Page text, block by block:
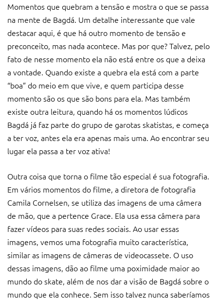
Momentos que quebram a tensão e mostra o que se passa
na mente de Bagdá. Um detalhe interessante que vale
destacar aqui, é que há outro momento de tensão e
preconceito, mas nada acontece. Mas por que? Talvez, pelo
fato de nesse momento ela não está entre os que a deixa
a vontade. Quando existe a quebra ela está com a parte
“boa” do meio em que vive, e quem participa desse
momento são os que são bons para ela. Mas também
existe outra leitura, quando há os momentos lúdicos
Bagdá já faz parte do grupo de garotas skatistas, e começa
a ter voz, antes ela era apenas mais uma. Ao encontrar seu
lugar ela passa a ter voz ativa!
Outra coisa que torna o filme tão especial é sua fotografia.
Em vários momentos do filme, a diretora de fotografia
Camila Cornelsen, se utiliza das imagens de uma câmera
de mão, que a pertence Grace. Ela usa essa câmera para
fazer vídeos para suas redes sociais. Ao usar essas
imagens, vemos uma fotografia muito característica,
similar as imagens de câmeras de videocassete. O uso
dessas imagens, dão ao filme uma poximidade maior ao
mundo do skate, além de nos dar a visão de Bagdá sobre o
mundo que ela conhece. Sem isso talvez nunca saberíamos